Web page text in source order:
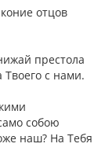
отцов
престола
с нами.
собою
наш? На Тебя